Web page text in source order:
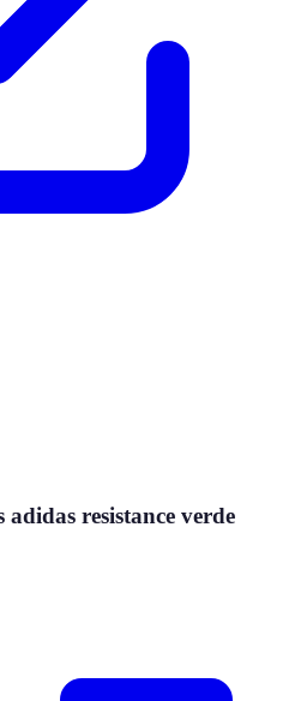
adidas resistance verde